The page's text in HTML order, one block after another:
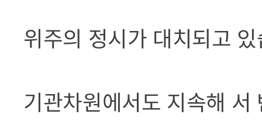
위주의 정시가 대치되고
기관차원에서도 지속해